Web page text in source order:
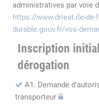
administratives par voie
https://www.drieat.ile-de-
durable.gouv.fr/vos-
Inscription
dérogation
A1. Demande
transporteur